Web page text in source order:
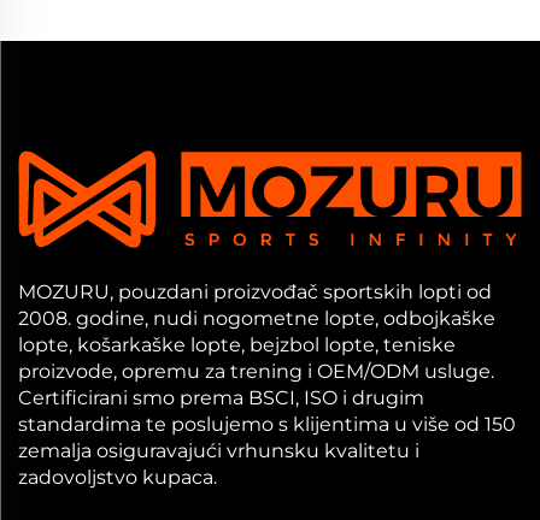
MOZURU, pouzdani proizvođač sportskih lopti od
2008. godine, nudi nogometne lopte, odbojkaške
lopte, košarkaške lopte, bejzbol lopte, teniske
proizvode, opremu za trening i OEM/ODM usluge.
Certificirani smo prema BSCI, ISO i drugim
standardima te poslujemo s klijentima u više od 150
zemalja osiguravajući vrhunsku kvalitetu i
zadovoljstvo kupaca.